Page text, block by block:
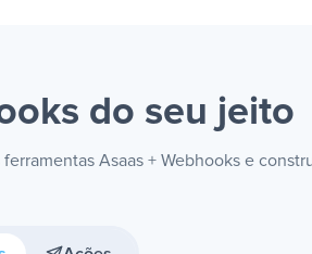
do seu jeito
Asaas + Webhooks e